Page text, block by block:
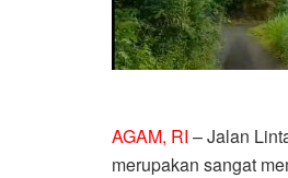
AGAM, RI – Jalan
merupakan sangat